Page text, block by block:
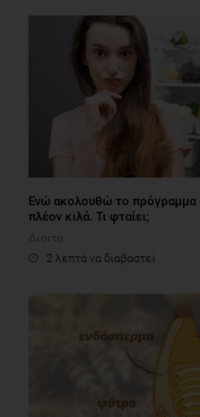
Ενώ ακολουθώ το πρόγραμμα
πλέον κιλά. Τι φταίει;
Δίαιτα
2 λεπτά να διαβαστεί